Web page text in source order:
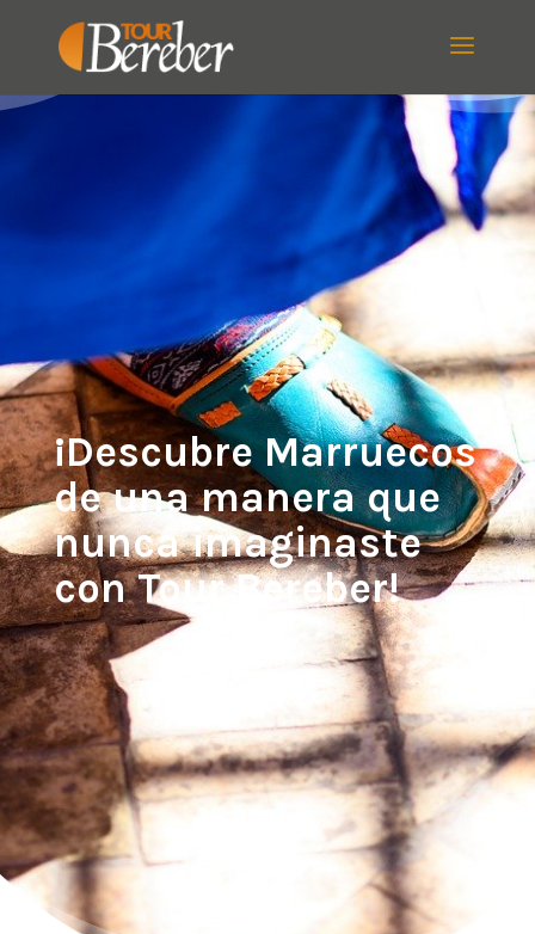
¡Descubre Marruecos
de una manera que
nunca imaginaste
con Tour Bereber!